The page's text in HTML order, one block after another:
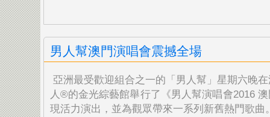
男人幫澳門演唱會震撼全場
亞洲最受歡迎組合之一的「男人幫」星期六晚
人®的金光綜藝館舉行了《男人幫演唱會2016
現活力演出，並為觀眾帶來一系列新舊熱門歌曲